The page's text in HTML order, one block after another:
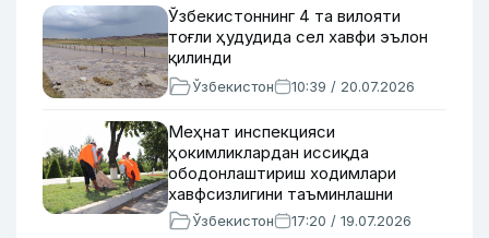
Ўзбекистоннинг 4 та вилояти
тоғли ҳудудида сел хавфи эълон
қилинди
Ўзбекистон 10:39 / 20.07.2026
Меҳнат инспекцияси
ҳокимликлардан иссиқда
ободонлаштириш ходимлари
хавфсизлигини таъминлашни
сўради
Ўзбекистон 17:20 / 19.07.2026